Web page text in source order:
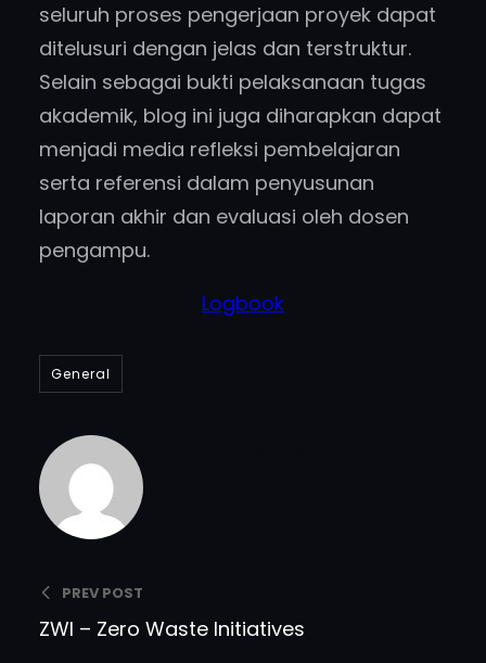
seluruh proses pengerjaan proyek dapat
ditelusuri dengan jelas dan terstruktur.
Selain sebagai bukti pelaksanaan tugas
akademik, blog ini juga diharapkan dapat
menjadi media refleksi pembelajaran
serta referensi dalam penyusunan
laporan akhir dan evaluasi oleh dosen
pengampu.
Logbook
General
PREV POST
ZWI – Zero Waste Initiatives